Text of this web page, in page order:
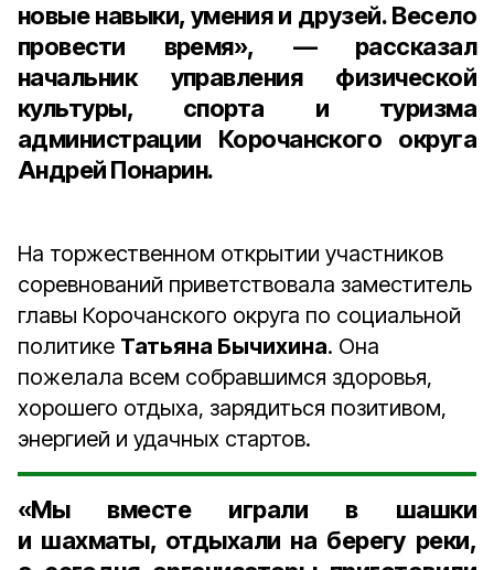
новые навыки, умения и друзей. Весело
провести время», — рассказал
начальник управления физической
культуры, спорта и туризма
администрации Корочанского округа
Андрей Понарин.
На торжественном открытии участников
соревнований приветствовала заместитель
главы Корочанского округа по социальной
политике Татьяна Бычихина. Она
пожелала всем собравшимся здоровья,
хорошего отдыха, зарядиться позитивом,
энергией и удачных стартов.
«Мы вместе играли в шашки
и шахматы, отдыхали на берегу реки,